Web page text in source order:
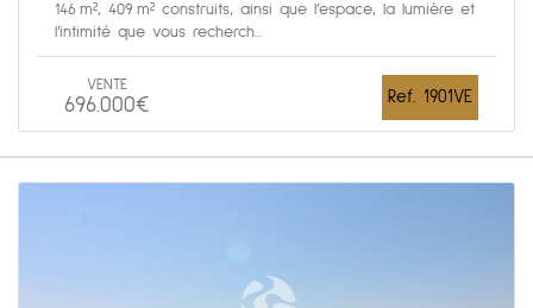
146 m², 409 m² construits, ainsi que l’espace, la lumière et
l’intimité que vous recherch...
VENTE
696.000€ Ref. 1901VE